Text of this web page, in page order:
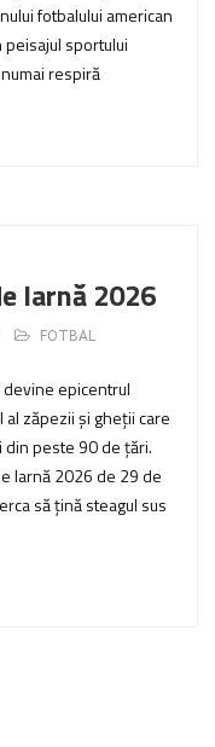
fotbalului american
peisajul sportului
respiră
Iarnă 2026
FOTBAL
epicentrul
zăpezii și gheții care
peste 90 de țări.
Iarnă 2026 de 29 de
să țină steagul sus